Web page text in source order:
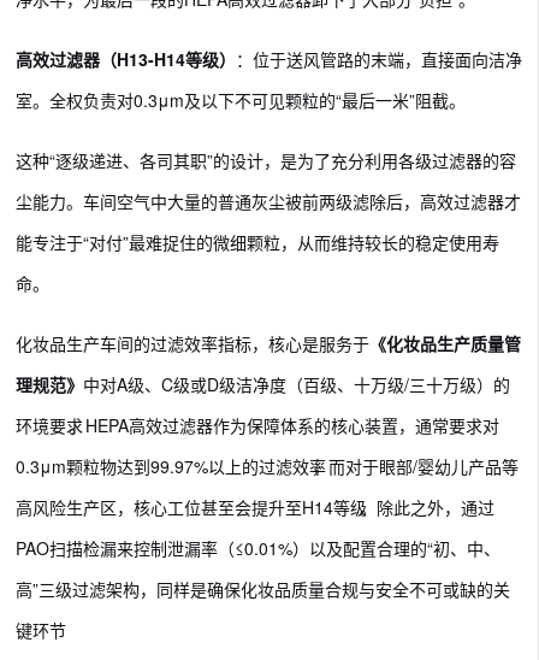
高效过滤器（H13-H14等级） ：位于送风管路的末端，直接面向洁净
室。全权负责对0.3μm及以下不可见颗粒的“最后一米”阻截。
这种“逐级递进、各司其职”的设计，是为了充分利用各级过滤器的容
尘能力。车间空气中大量的普通灰尘被前两级滤除后，高效过滤器才
能专注于“对付”最难捉住的微细颗粒，从而维持较长的稳定使用寿
命。
化妆品生产车间的过滤效率指标，核心是服务于《化妆品生产质量管
理规范》 中对A级、C级或D级洁净度（百级、十万级/三十万级）的
环境要求。HEPA高效过滤器作为保障体系的核心装置，通常要求对
0.3μm颗粒物达到99.97%以上的过滤效率，而对于眼部/婴幼儿产品等
高风险生产区，核心工位甚至会提升至H14等级。除此之外，通过
PAO扫描检漏来控制泄漏率（≤0.01%）以及配置合理的“初、中、
高”三级过滤架构，同样是确保化妆品质量合规与安全不可或缺的关
键环节